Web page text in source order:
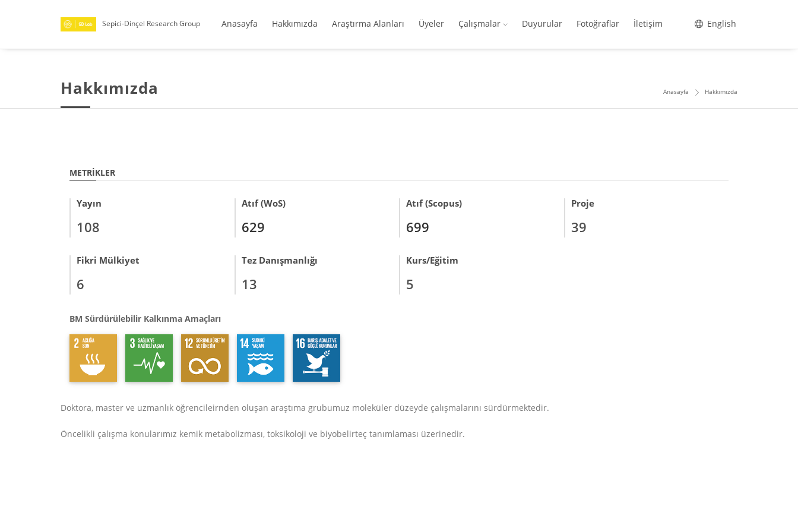
Sepici-Dinçel Research Group Anasayfa Hakkımızda Araştırma Alanları Üyeler Çalışmalar Duyurular Fotoğraflar İletişim English
Hakkımızda Anasayfa Hakkımızda
METRIKLER
Yayın
108
Atıf (WoS)
629
Atıf (Scopus)
699
Proje
39
Fikri Mülkiyet
6
Tez Danışmanlığı
13
Kurs/Eğitim
5
BM Sürdürülebilir Kalkınma Amaçları
Doktora, master ve uzmanlık öğrencileirnden oluşan araştıma grubumuz moleküler düzeyde çalışmalarını sürdürmektedir.
Öncelikli çalışma konularımız kemik metabolizması, toksikoloji ve biyobelirteç tanımlaması üzerinedir.